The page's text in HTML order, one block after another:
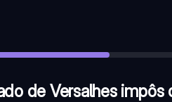
de Versalhes impôs
o início da Primeira